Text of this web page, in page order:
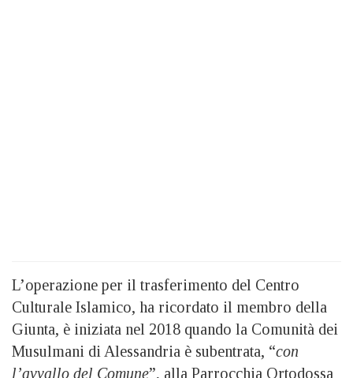
L’operazione per il trasferimento del Centro
Culturale Islamico, ha ricordato il membro della
Giunta, è iniziata nel 2018 quando la Comunità dei
Musulmani di Alessandria è subentrata, “con
l’avvallo del Comune”, alla Parrocchia Ortodossa